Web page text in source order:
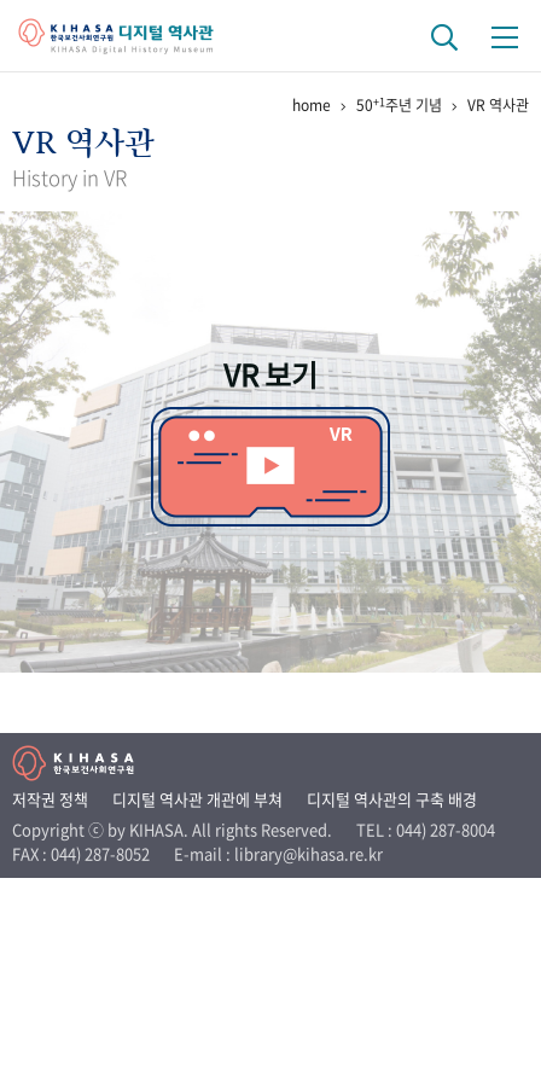
걸어온 길 기관 변천사
연구 역사
정책과 연구
간행물 변천사
기록물 아카이브
사진 아카이브 문서 기록물 행정박물 영상 기록물
50 주년 기념
성과 50선 숫자로 보는 50년 50 +1주년 광장
세계와 함께 한 KIHASA
VR 역사관
home 50+1주년 기념 VR 역사관
VR 역사관
History in VR
VR 보기
저작권 정책 디지털 역사관 개관에 부쳐
디지털 역사관의 구축 배경
Copyright ⓒ by KIHASA. All rights Reserved.
TEL : 044) 287-8004
FAX : 044) 287-8052
E-mail : library@kihasa.re.kr